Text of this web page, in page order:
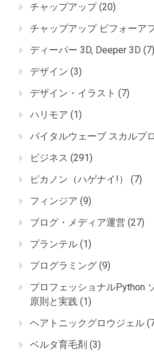
チャップアップ(20)
チャップアップ ビフォーア
ディーパー 3D, Deeper 3D (7)
デザイン (3)
デザイン・イラスト (7)
ハリモア (1)
バイタルウェーブ スカルプ
ビジネス (291)
ピカノン（ハゲナイ!）
(7)
フィンジア (9)
ブログ・メディア運営 (27)
プランテル (1)
プログラミング (9)
プロフェッショナルPython
原則と実践 (1)
ヘアトニックグロウジェル
ベルタ育毛剤 (3)